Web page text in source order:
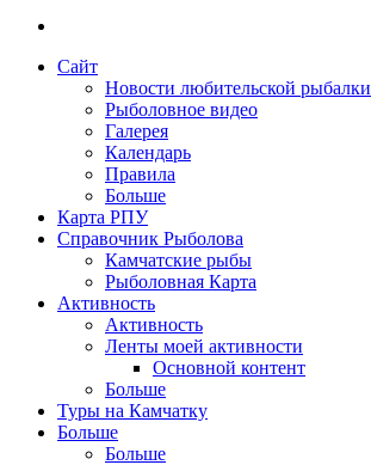
Сайт
Новости любительской рыбалки
Рыболовное видео
Галерея
Календарь
Правила
Больше
Карта РПУ
Справочник Рыболова
Камчатские рыбы
Рыболовная Карта
Активность
Активность
Ленты моей активности
Основной контент
Больше
Туры на Камчатку
Больше
Больше